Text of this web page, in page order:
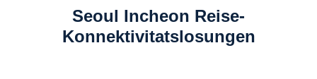
Seoul Incheon Reise-
Konnektivitatslosungen